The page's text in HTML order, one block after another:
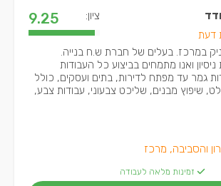
ציון: 9.25
במרכז. בעלים של חברת ש.ח בנייה.
12 שנות ניסיון ואנו מתמחים בביצוע כל העבודות
גמר עד מפתח לדירות, בתים ועסקים, כולל
שיפוץ מבנים, שליכט צבעוני, עבודות צבע,
והסביבה, מרכז
זמינות מלאה לעבודה